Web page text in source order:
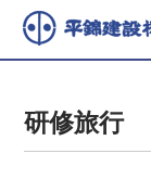
研修旅行